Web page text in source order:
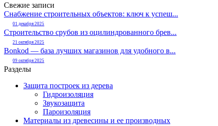
Свежие записи
Снабжение строительных объектов: ключ к успеш...
01 декабря 2025
Строительство срубов из оцилиндрованного брев...
21 октября 2025
Bonkod — база лучших магазинов для удобного в...
09 октября 2025
Разделы
Защита построек из дерева
Гидроизоляция
Звукозащита
Пароизоляция
Материалы из древесины и ее производных